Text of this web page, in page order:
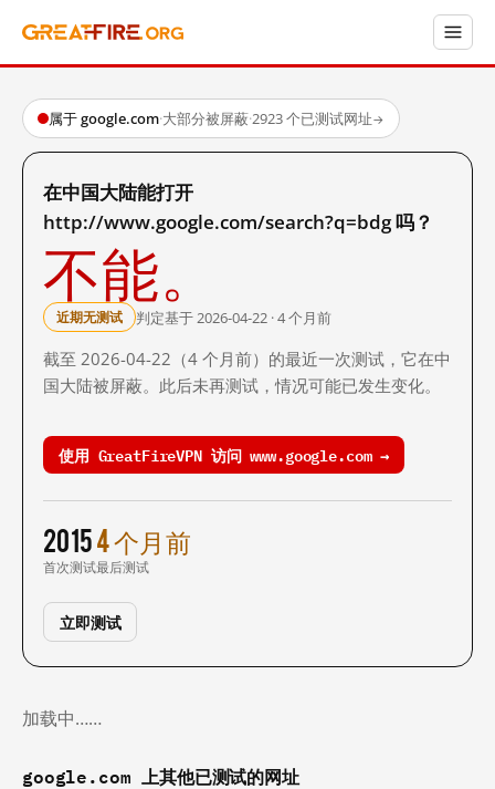
属于 google.com·大部分被屏蔽·2923 个已测试网址→
在中国大陆能打开
http://www.google.com/search?q=bdg 吗？
不能。
近期无测试 判定基于 2026-04-22 · 4 个月前
截至 2026-04-22（4 个月前）的最近一次测试，它在中
国大陆被屏蔽。此后未再测试，情况可能已发生变化。
使用 GreatFireVPN 访问 www.google.com →
2015
首次测试
4 个月前
最后测试
立即测试
加载中……
google.com 上其他已测试的网址